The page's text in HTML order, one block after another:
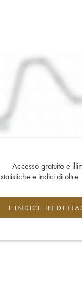
Accesso gratuito e
e indici di
L'INDICE IN